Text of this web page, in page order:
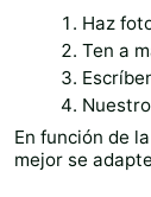
Haz
Ten a
En función de
mejor se